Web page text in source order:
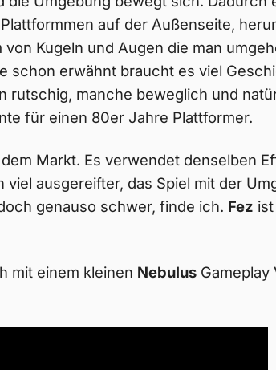
auf der Außenseite,
von Kugeln und Augen die man
schon erwähnt braucht es viel
rutschig, manche beweglich und
für einen 80er Jahre Plattformer.
Markt. Es verwendet denselben
ausgereifter, das Spiel mit der
genauso schwer, finde ich. Fez
mit einem kleinen Nebulus Gameplay